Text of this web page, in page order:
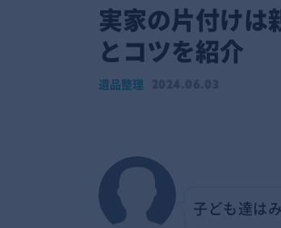
実家の片付けは
とコツを紹介
遺品整理
子ども達は